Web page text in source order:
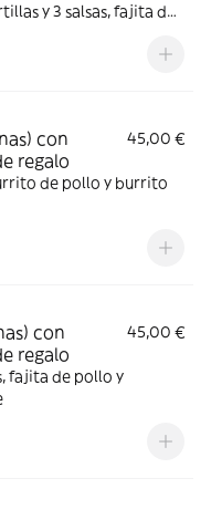
y 3 salsas, fajita de
y 1 botella Ribera del
con
regalo
45,00 €
de pollo y burrito
con
regalo
45,00 €
fajita de pollo y